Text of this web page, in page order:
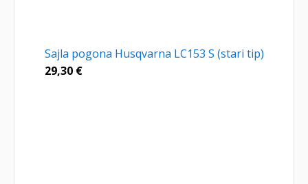
Sajla pogona Husqvarna LC153 S (stari tip)
29,30 €